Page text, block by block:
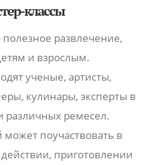
классы
развлечение,
и взрослым.
ученые, артисты,
кулинары, эксперты в
различных ремесел.
поучаствовать в
приготовлении